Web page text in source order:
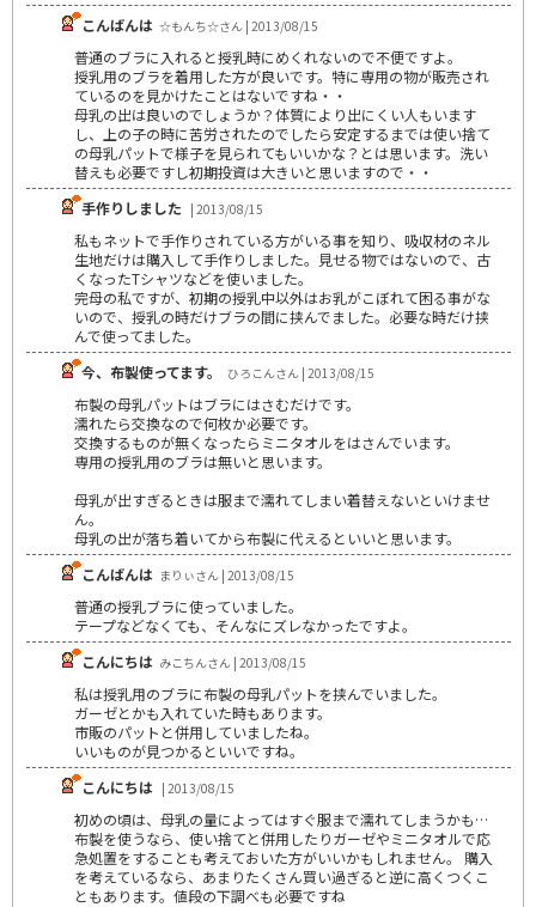
こんばんは ☆もんち☆さん | 2013/08/15
普通のブラに入れると授乳時にめくれないので不便ですよ。
授乳用のブラを着用した方が良いです。特に専用の物が販売され
ているのを見かけたことはないですね・・
母乳の出は良いのでしょうか？体質により出にくい人もいます
し、上の子の時に苦労されたのでしたら安定するまでは使い捨て
の母乳パットで様子を見られてもいいかな？とは思います。洗い
替えも必要ですし初期投資は大きいと思いますので・・
手作りしました | 2013/08/15
私もネットで手作りされている方がいる事を知り、吸収材のネル
生地だけは購入して手作りしました。見せる物ではないので、古
くなったTシャツなどを使いました。
完母の私ですが、初期の授乳中以外はお乳がこぼれて困る事がな
いので、授乳の時だけブラの間に挟んでました。必要な時だけ挟
んで使ってました。
今、布製使ってます。
ひろこんさん | 2013/08/15
布製の母乳パットはブラにはさむだけです。
濡れたら交換なので何枚か必要です。
交換するものが無くなったらミニタオルをはさんでいます。
専用の授乳用のブラは無いと思います。
母乳が出すぎるときは服まで濡れてしまい着替えないといけませ
ん。
母乳の出が落ち着いてから布製に代えるといいと思います。
こんばんは まりぃさん | 2013/08/15
普通の授乳ブラに使っていました。
テープなどなくても、そんなにズレなかったですよ。
こんにちは みこちんさん | 2013/08/15
私は授乳用のブラに布製の母乳パットを挟んでいました。
ガーゼとかも入れていた時もあります。
市販のパットと併用していましたね。
いいものが見つかるといいですね。
こんにちは | 2013/08/15
初めの頃は、母乳の量によってはすぐ服まで濡れてしまうかも…
布製を使うなら、使い捨てと併用したりガーゼやミニタオルで応
急処置をすることも考えておいた方がいいかもしれません。 購入
を考えているなら、あまりたくさん買い過ぎると逆に高くつくこ
ともあります。値段の下調べも必要ですね